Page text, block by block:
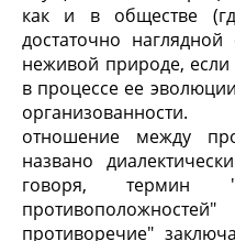
как и в обществе
достаточно
неживой природе,
в процессе ее
отношение между
названо
говоря, термин
противоречие"